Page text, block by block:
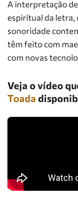
A interpretação
espiritual da letra,
sonoridade
têm feito com
com novas
Veja o vídeo
Toada